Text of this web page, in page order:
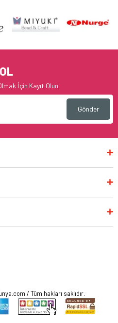
İçin Kayıt Olun
Gönder
/ Tüm hakları saklıdır.